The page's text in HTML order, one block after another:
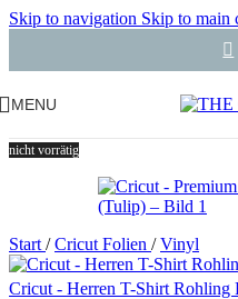
Skip to navigation Skip to main
MENU
nicht vorrätig
Start / Cricut Folien / Vinyl
Cricut - Herren T-Shirt Rohling